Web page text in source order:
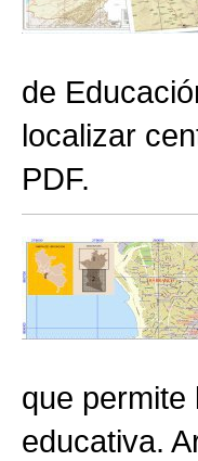
de
localizar
PDF.
que permite
educativa.